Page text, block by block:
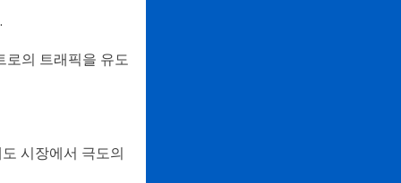
로의 트래픽을 유도
시장에서 극도의